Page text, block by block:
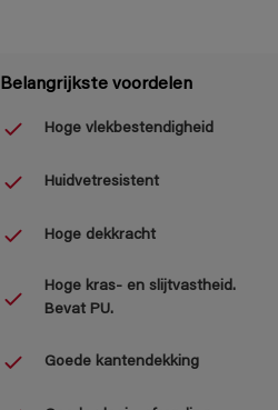
Belangrijkste voordelen
Hoge vlekbestendigheid
Huidvetresistent
Hoge dekkracht
Hoge kras- en slijtvastheid.
Bevat PU.
Goede kantendekking